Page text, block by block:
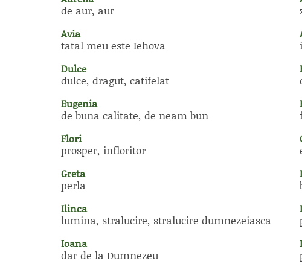
de aur, aur
Avia
tatal meu este Iehova
Dulce
dulce, dragut, catifelat
Eugenia
de buna calitate, de neam bun
Flori
prosper, infloritor
Greta
perla
Ilinca
lumina, stralucire, stralucire dumnezeiasca
Ioana
dar de la Dumnezeu